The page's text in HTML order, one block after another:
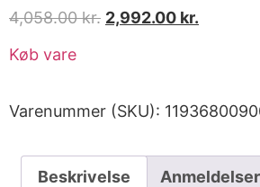
4,058.00kr. 2,992.00 kr.
Køb vare
Varenummer (SKU):
Beskrivelse